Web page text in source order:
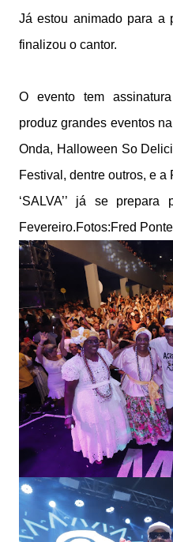
Já estou animado para a
finalizou o cantor.
O evento tem
produz grandes eventos
Onda, Halloween So
Festival, dentre outros, e a
‘SALVA’’ já se
Fevereiro.Fotos:Fred